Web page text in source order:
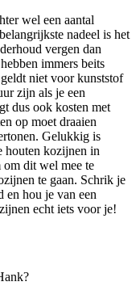
wel een aantal
nadeel is het
vergen dan
immers beits
niet voor kunststof
zijn als je een
dus ook kosten met
op moet draaien
Gelukkig is
houten kozijnen in
om dit wel mee te
te gaan. Schrik je
en hou je van een
echt iets voor je!